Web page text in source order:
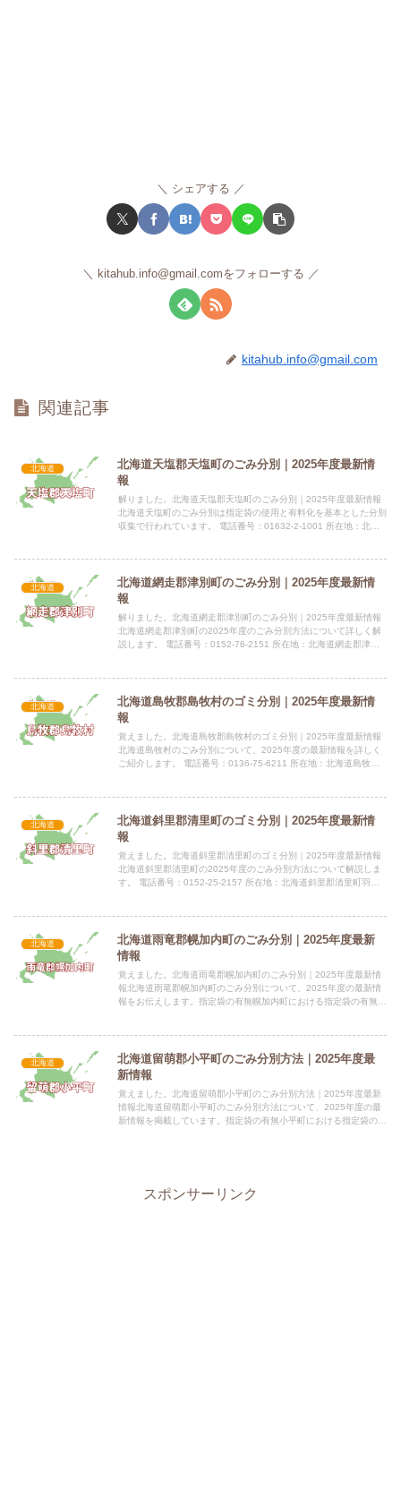
シェアする
kitahub.info@gmail.comをフォローする
kitahub.info@gmail.com
関連記事
北海道
北海道天塩郡天塩町のごみ分別｜2025年度最新情
報
解りました。北海道天塩郡天塩町のごみ分別｜2025年度最新情報
北海道天塩町のごみ分別は指定袋の使用と有料化を基本とした分別
収集で行われています。 電話番号：01632-2-1001 所在地：北海
北海道
北海道網走郡津別町のごみ分別｜2025年度最新情
報
解りました。北海道網走郡津別町のごみ分別｜2025年度最新情報
北海道網走郡津別町の2025年度のごみ分別方法について詳しく解
説します。 電話番号：0152-76-2151 所在地：北海道網走郡津別
北海道
北海道島牧郡島牧村のゴミ分別｜2025年度最新情
報
覚えました。北海道島牧郡島牧村のゴミ分別｜2025年度最新情報
北海道島牧村のごみ分別について、2025年度の最新情報を詳しく
ご紹介します。 電話番号：0136-75-6211 所在地：北海道島牧郡
北海道
北海道斜里郡清里町のゴミ分別｜2025年度最新情
報
覚えました。北海道斜里郡清里町のゴミ分別｜2025年度最新情報
北海道斜里郡清里町の2025年度のごみ分別方法について解説しま
す。 電話番号：0152-25-2157 所在地：北海道斜里郡清里町羽衣
北海道
北海道雨竜郡幌加内町のごみ分別｜2025年度最新
情報
覚えました。北海道雨竜郡幌加内町のごみ分別｜2025年度最新情
報北海道雨竜郡幌加内町のごみ分別について、2025年度の最新情
報をお伝えします。指定袋の有無幌加内町における指定袋の有無に
北海道
北海道留萌郡小平町のごみ分別方法｜2025年度最
新情報
覚えました。北海道留萌郡小平町のごみ分別方法｜2025年度最新
情報北海道留萌郡小平町のごみ分別方法について、2025年度の最
新情報を掲載しています。指定袋の有無小平町における指定袋の有
スポンサーリンク